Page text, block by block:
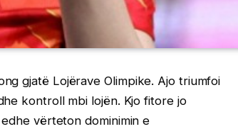
gjatë Lojërave Olimpike. Ajo triumfoi
kontroll mbi lojën. Kjo fitore jo
vërteton dominimin e